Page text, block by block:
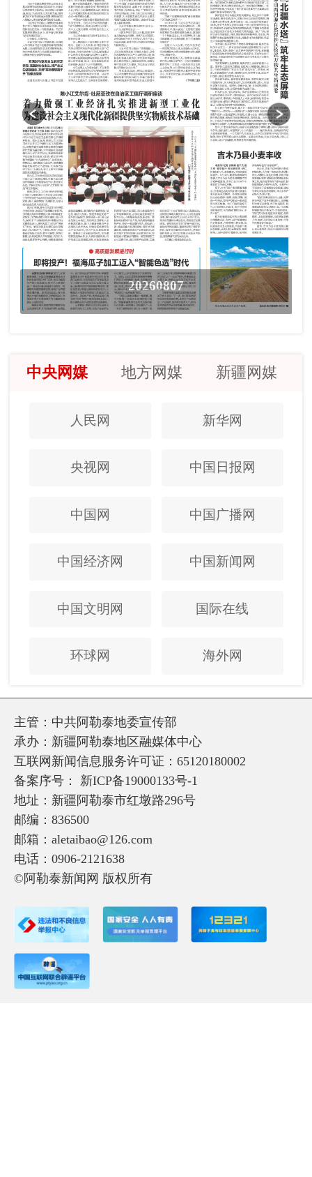
20260807
中央网媒 地方网媒 新疆网媒
人民网 新华网
央视网 中国日报网
中国网 中国广播网
中国经济网 中国新闻网
中国文明网 国际在线
环球网 海外网
主管：中共阿勒泰地委宣传部
承办：新疆阿勒泰地区融媒体中心
互联网新闻信息服务许可证：65120180002
备案序号： 新ICP备19000133号-1
地址：新疆阿勒泰市红墩路296号
邮编：836500
邮箱：aletaibao@126.com
电话：0906-2121638
©阿勒泰新闻网 版权所有